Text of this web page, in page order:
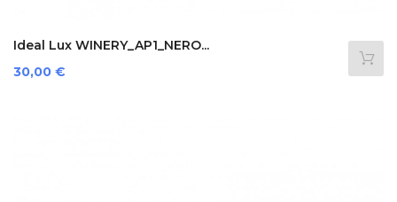
Ideal Lux WINERY_AP1_NERO...
Preis
30,00 €